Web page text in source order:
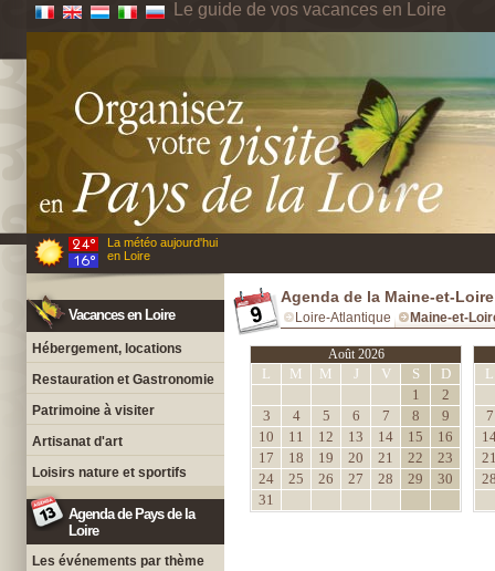
Le guide de vos vacances en Loire
La météo aujourd'hui
en Loire
Vacances en Loire
Hébergement, locations
Restauration et Gastronomie
Patrimoine à visiter
Artisanat d'art
Loisirs nature et sportifs
Agenda de Pays de la
Loire
Les événements par thème
Agenda de la Maine-et-Loire
Loire-Atlantique Maine-et-
Août 2026
L M M J V S
D
1
2
3
4 5 6 7 8
9
10
11 12 13 14 15
16
17
18 19 20 21 22
23
24
25 26 27 28 29
30
31
L
7